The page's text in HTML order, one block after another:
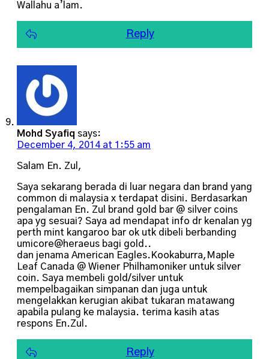
Wallahu a’lam.
Reply
Mohd Syafiq says:
December 4, 2014 at 1:55 am
Salam En. Zul,
Saya sekarang berada di luar negara dan brand yang
common di malaysia x terdapat disini. Berdasarkan
pengalaman En. Zul brand gold bar @ silver coins
apa yg sesuai? Saya ad mendapat info dr kenalan yg
perth mint kangaroo bar ok utk dibeli berbanding
umicore@heraeus bagi gold..
dan jenama American Eagles.Kookaburra,Maple
Leaf Canada @ Wiener Philhamoniker untuk silver
coin. Saya membeli gold/silver untuk
mempelbagaikan simpanan dan juga untuk
mengelakkan kerugian akibat tukaran matawang
apabila pulang ke malaysia. terima kasih atas
respons En.Zul.
Reply